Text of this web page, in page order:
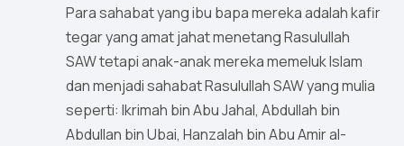
Para sahabat yang ibu bapa mereka adalah kafir
tegar yang amat jahat menetang Rasulullah
SAW tetapi anak-anak mereka memeluk Islam
dan menjadi sahabat Rasulullah SAW yang mulia
seperti: Ikrimah bin Abu Jahal, Abdullah bin
Abdullan bin Ubai, Hanzalah bin Abu Amir al-